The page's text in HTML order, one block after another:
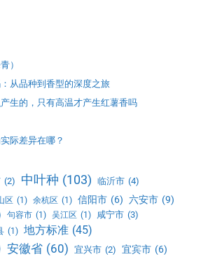
）
从品种到香型的深度之旅
生的，只有高温才产生红薯香吗
际差异在哪？
(2) 中叶种 (103) 临沂市 (4)
区 (1) 余杭区 (1) 信阳市 (6) 六安市 (9)
句容市 (1) 吴江区 (1) 咸宁市 (3)
(1) 地方标准 (45)
安徽省 (60) 宜兴市 (2) 宜宾市 (6)